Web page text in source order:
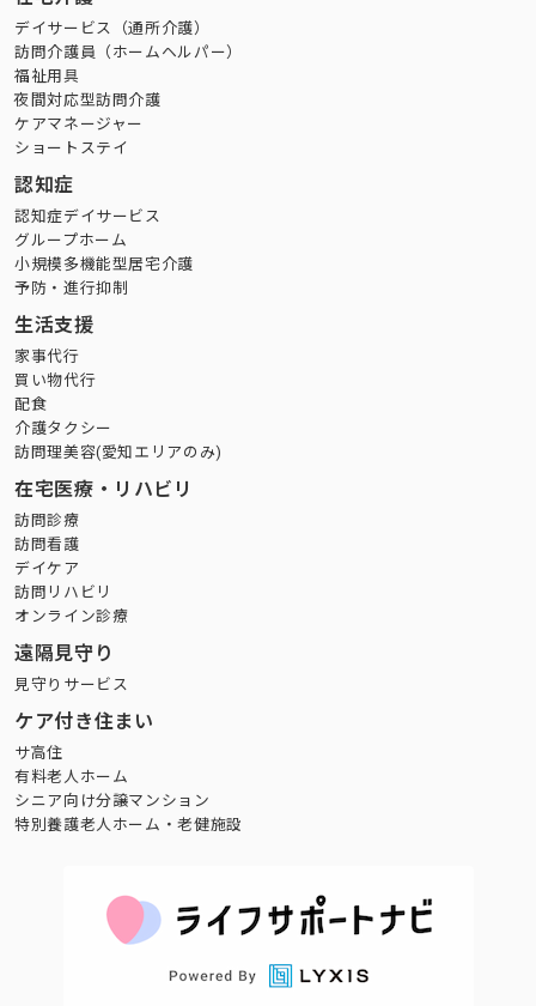
デイサービス（通所介護）
訪問介護員（ホームヘルパー）
福祉用具
夜間対応型訪問介護
ケアマネージャー
ショートステイ
認知症
認知症デイサービス
グループホーム
小規模多機能型居宅介護
予防・進行抑制
生活支援
家事代行
買い物代行
配食
介護タクシー
訪問理美容(愛知エリアのみ)
在宅医療・リハビリ
訪問診療
訪問看護
デイケア
訪問リハビリ
オンライン診療
遠隔見守り
見守りサービス
ケア付き住まい
サ高住
有料老人ホーム
シニア向け分譲マンション
特別養護老人ホーム・老健施設